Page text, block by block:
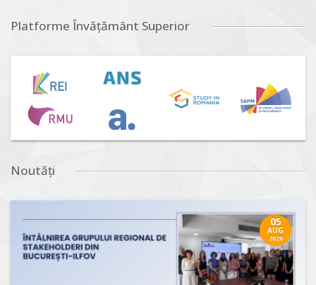
Platforme Învățământ Superior
Noutăți
05
AUG
2026